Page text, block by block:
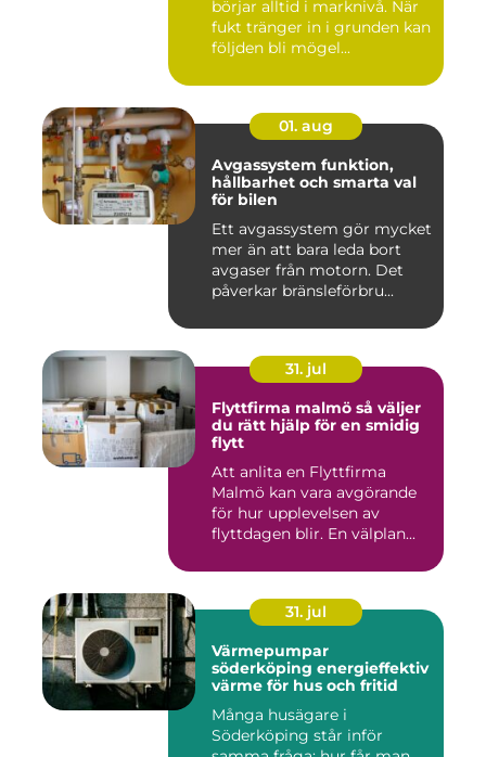
börjar alltid i marknivå. När
fukt tränger in i grunden kan
följden bli mögel...
01. aug
Avgassystem funktion,
hållbarhet och smarta val
för bilen
Ett avgassystem gör mycket
mer än att bara leda bort
avgaser från motorn. Det
påverkar bränsleförbru...
31. jul
Flyttfirma malmö så väljer
du rätt hjälp för en smidig
flytt
Att anlita en Flyttfirma
Malmö kan vara avgörande
för hur upplevelsen av
flyttdagen blir. En välplan...
31. jul
Värmepumpar
söderköping energieffektiv
värme för hus och fritid
Många husägare i
Söderköping står inför